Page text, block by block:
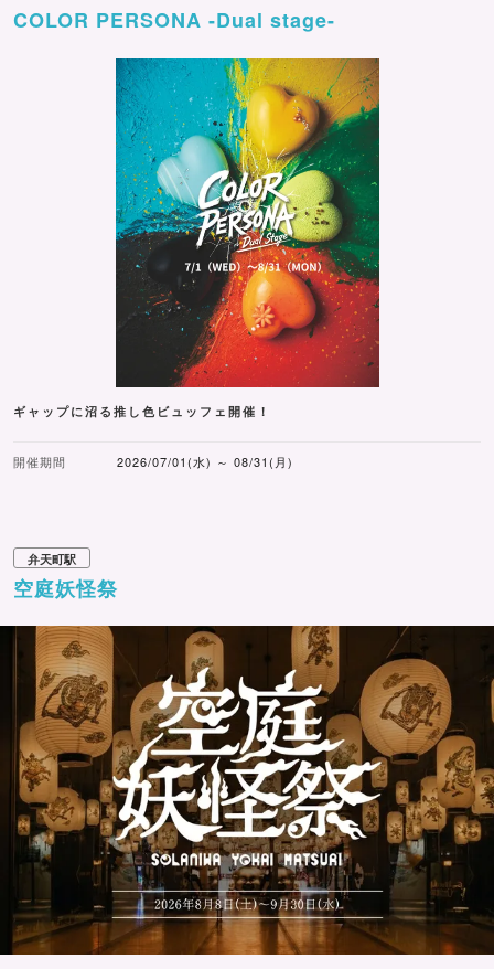
COLOR PERSONA -Dual stage-
ギャップに沼る推し色ビュッフェ開催！
開催期間 2026/07/01(水) ～ 08/31(月)
弁天町駅
空庭妖怪祭